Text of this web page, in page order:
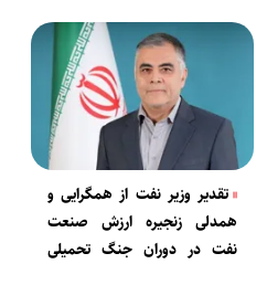
تقدیر وزیر نفت از همگرایی و
همدلی زنجیره ارزش صنعت
نفت در دوران جنگ تحمیلی